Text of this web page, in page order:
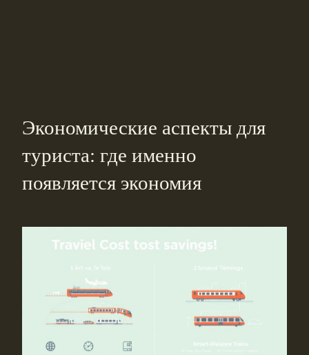
Экономические аспекты для
туриста: где именно
появляется экономия